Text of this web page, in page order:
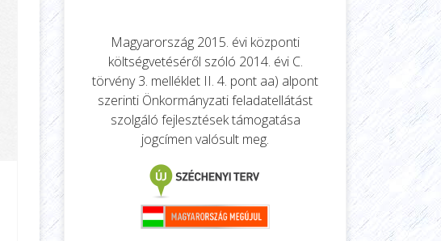
Magyarország 2015. évi központi
költségvetéséről szóló 2014. évi C.
törvény 3. melléklet II. 4. pont aa) alpont
szerinti Önkormányzati feladatellátást
szolgáló fejlesztések támogatása
jogcímen valósult meg.